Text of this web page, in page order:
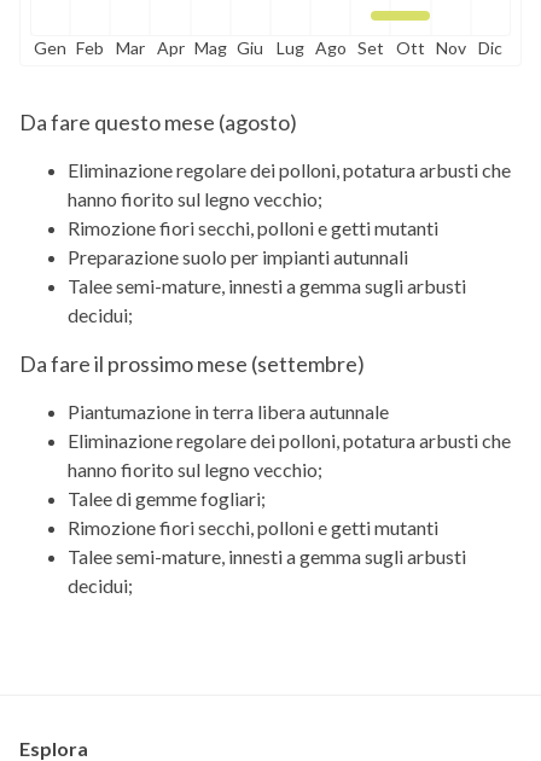
Gen Feb Mar Apr Mag Giu Lug Ago Set Ott Nov Dic
Da fare questo mese (agosto)
Eliminazione regolare dei polloni, potatura arbusti che
hanno fiorito sul legno vecchio;
Rimozione fiori secchi, polloni e getti mutanti
Preparazione suolo per impianti autunnali
Talee semi-mature, innesti a gemma sugli arbusti
decidui;
Da fare il prossimo mese (settembre)
Piantumazione in terra libera autunnale
Eliminazione regolare dei polloni, potatura arbusti che
hanno fiorito sul legno vecchio;
Talee di gemme fogliari;
Rimozione fiori secchi, polloni e getti mutanti
Talee semi-mature, innesti a gemma sugli arbusti
decidui;
Esplora